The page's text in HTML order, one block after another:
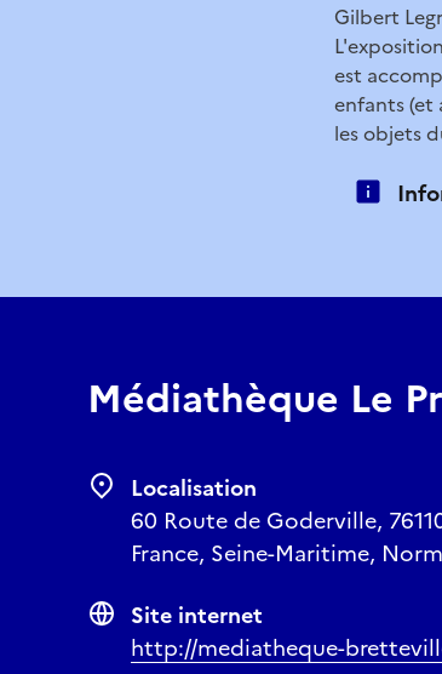
Gilbert
est
enfants (et
les objets
Médiathèque Le
Localisation
60 Route de Goderville,
France, Seine-Maritime,
Site internet
http://mediatheque-